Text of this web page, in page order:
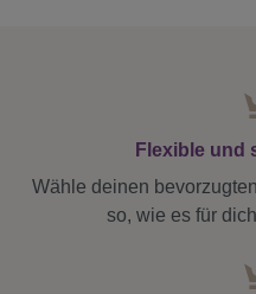
Flexible und
Wähle deinen
so, wie es für